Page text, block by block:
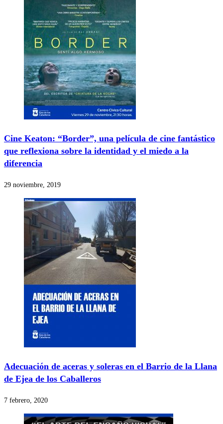
Cine Keaton: “Border”, una película de cine fantástico
que reflexiona sobre la identidad y el miedo a la
diferencia
29 noviembre, 2019
Adecuación de aceras y soleras en el Barrio de la Llana
de Ejea de los Caballeros
7 febrero, 2020